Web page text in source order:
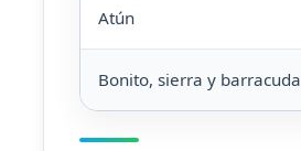
Atún
Bonito, sierra y barracuda